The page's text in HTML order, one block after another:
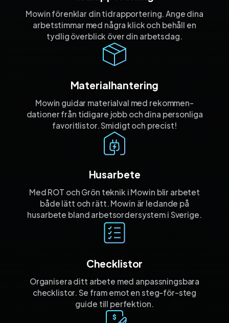
Mowin förenklar din tidrapportering. Ange dina
arbetstimmar med några klick och behåll en
tydlig överblick över din arbetsdag.
Materialhantering
Mowin guidar materialval med rekommen­
dationer från tidigare jobb och dina personliga
favorit­listor. Smidigt och precist!
Husarbete
Med ROT och Grön teknik i Mowin blir arbetet
både lätt och rätt. Mowin är ledande på
husarbete bland arbetsordersystem i Sverige.
Checklistor
Organisera ditt arbete med anpassnings­bara
checklistor. Se fram emot en steg-för-steg
guide till perfektion.